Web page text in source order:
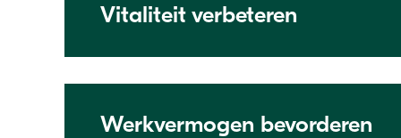
Vitaliteit verbeteren
Werkvermogen bevorderen